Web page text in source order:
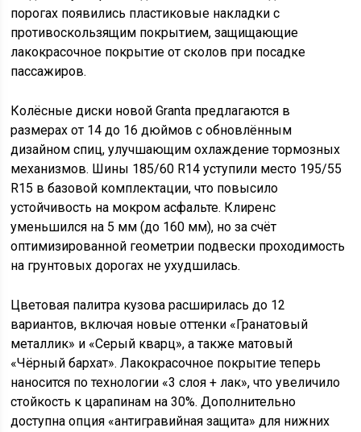
порогах появились пластиковые накладки с
противоскользящим покрытием, защищающие
лакокрасочное покрытие от сколов при посадке
пассажиров.
Колёсные диски новой Granta предлагаются в
размерах от 14 до 16 дюймов с обновлённым
дизайном спиц, улучшающим охлаждение тормозных
механизмов. Шины 185/60 R14 уступили место 195/55
R15 в базовой комплектации, что повысило
устойчивость на мокром асфальте. Клиренс
уменьшился на 5 мм (до 160 мм), но за счёт
оптимизированной геометрии подвески проходимость
на грунтовых дорогах не ухудшилась.
Цветовая палитра кузова расширилась до 12
вариантов, включая новые оттенки «Гранатовый
металлик» и «Серый кварц», а также матовый
«Чёрный бархат». Лакокрасочное покрытие теперь
наносится по технологии «3 слоя + лак», что увеличило
стойкость к царапинам на 30%. Дополнительно
доступна опция «антигравийная защита» для нижних